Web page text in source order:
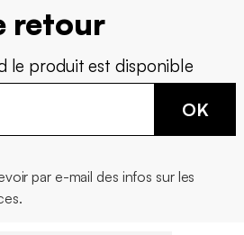
retour
le produit est disponible
OK
par e-mail des infos sur les